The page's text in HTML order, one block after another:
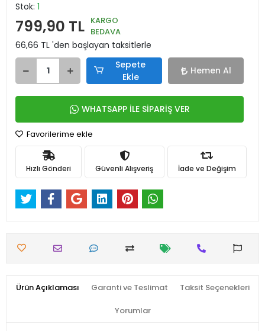
Stok: 1
799,90 TL KARGO
BEDAVA
66,66 TL 'den başlayan taksitlerle
Sepete
Ekle
Hemen Al
WHATSAPP İLE SİPARİŞ VER
Favorilerime ekle
Hızlı Gönderi Güvenli Alışveriş İade ve Değişim
Ürün Açıklaması Garanti ve Teslimat Taksit Seçenekleri
Yorumlar